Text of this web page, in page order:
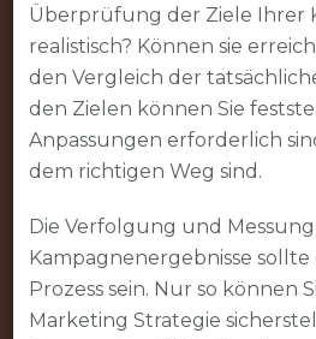
Überprüfung der Ziele Ihrer
realistisch? Können sie
den Vergleich der
den Zielen können Sie
Anpassungen erforderlich
dem richtigen Weg sind.
Die Verfolgung und
Kampagnenergebnisse
Prozess sein. Nur so können
Marketing Strategie